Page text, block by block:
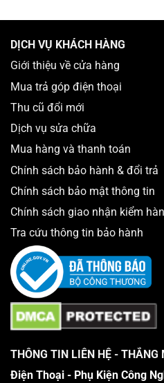
Phần trăm pin của máy tụt
thậm chí không sử dụng.
Phần nắp lưng của iPhone
khung máy do viên pin bị
Thiết bị nóng lên bất
Dù bộ sạc mà người dùng
hãng nhưng pin vẫn vào rất
DỊCH VỤ KHÁCH HÀNG
Giới thiệu về cửa hàng
Mua trả góp điện thoại
Thu cũ đổi mới
Dịch vụ sửa chữa
Mua hàng và thanh toán
Chính sách bảo hành & đổi trả
Chính sách bảo mật thông tin
Chính sách giao nhận kiểm
Tra cứu thông tin bảo hành
THÔNG TIN LIÊN HỆ - THẮNG
Điện Thoại - Phụ Kiện Công